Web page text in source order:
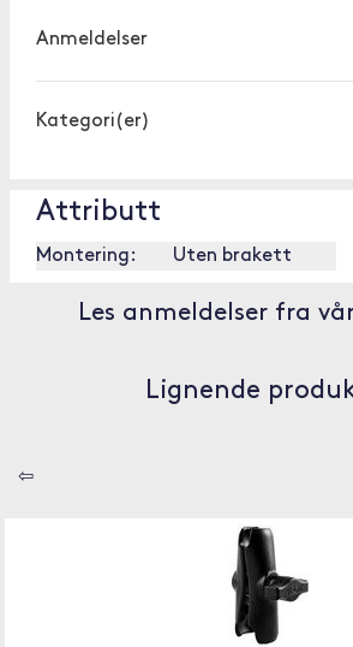
Anmeldelser
Kategori(er)
Attributt
Montering: Uten brakett
Les anmeldelser fra
Lignende
⇦